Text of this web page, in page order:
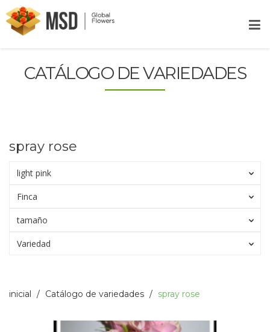
CATÁLOGO DE VARIEDADES
spray rose
light pink
Finca
tamaño
Variedad
inicial Catálogo de variedades spray rose